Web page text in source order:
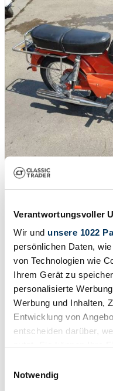
Verantwortungsvoller
Wir und unsere 1022
persönlichen Daten,
von Technologien wie
Ihrem Gerät zu
personalisierte
Werbung und Inhalten,
Entwicklung von
entscheiden darüber,
Trigger Symbol ändern
Notwendig
1980 | Kreidler
Andere Kreidler Florett nur
£4,2853 years ago